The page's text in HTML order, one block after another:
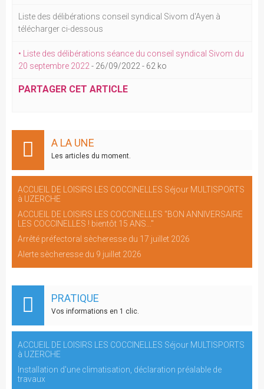
Liste des délibérations conseil syndical Sivom d'Ayen à
télécharger ci-dessous
• Liste des délibérations séance du conseil syndical Sivom du
20 septembre 2022 - 26/09/2022 - 62 ko
PARTAGER CET ARTICLE
A LA UNE
Les articles du moment.
ACCUEIL DE LOISIRS LES COCCINELLES Séjour MULTISPORTS
à UZERCHE
ACCUEIL DE LOISIRS LES COCCINELLES "BON ANNIVERSAIRE
LES COCCINELLES ! bientôt 15 ANS..."
Arrêté préfectoral sècheresse du 17 juillet 2026
Alerte sècheresse du 9 juillet 2026
PRATIQUE
Vos informations en 1 clic.
ACCUEIL DE LOISIRS LES COCCINELLES Séjour MULTISPORTS
à UZERCHE
Installation d'une climatisation, déclaration préalable de
travaux